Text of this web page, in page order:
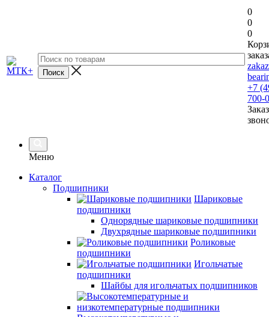
0
0
0
+7
700-
Меню
Каталог
Подшипники
Шариковые
подшипники
Однорядные шариковые подшипники
Двухрядные шариковые подшипники
Роликовые
подшипники
Игольчатые
подшипники
Шайбы для игольчатых подшипников